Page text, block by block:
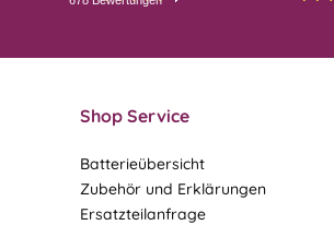
28.07.26
Shop Service
Batterieübersicht
Zubehör und Erklärungen
Ersatzteilanfrage